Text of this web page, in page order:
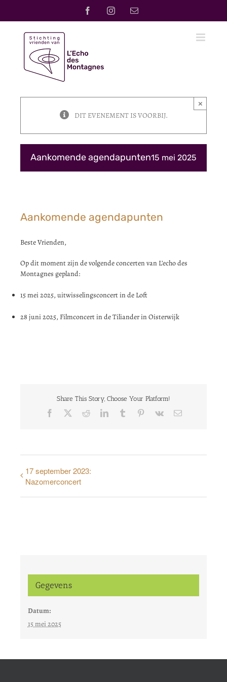
FacebookInstagram
E-
DIT EVENEMENT IS VOORBIJ.
×
Aankomende agendapunten15 mei 2025
Aankomende agendapunten
Beste Vrienden,
Op dit moment zijn de volgende concerten van L’echo des
Montagnes gepland:
15 mei 2025, uitwisselingsconcert in de Loft
28 juni 2025, Filmconcert in de Tiliander in Oisterwijk
Share This Story, Choose Your Platform!
Facebook RedditLinkedInTumblr Pinterest
Vk
E-
17 september 2023:
Nazomerconcert
Gegevens
Datum:
15 mei 2025